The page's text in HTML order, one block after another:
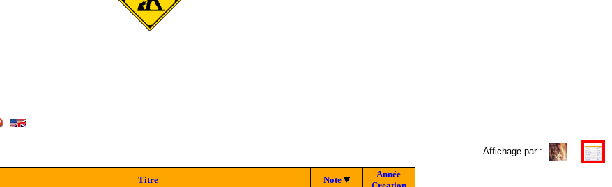
Affichage par :
Titre Note
Année